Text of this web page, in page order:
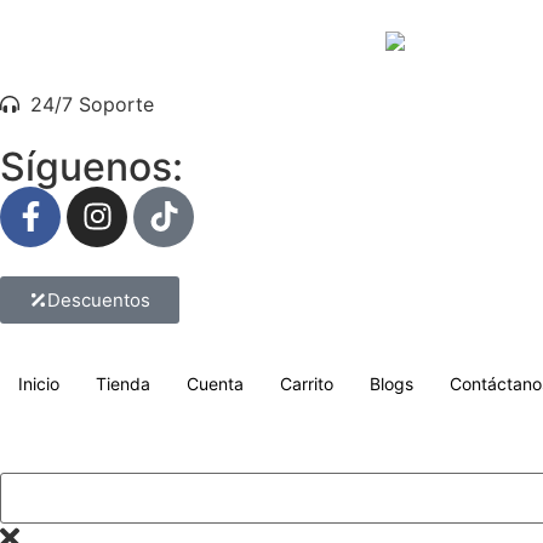
24/7 Soporte
Síguenos:
Descuentos
Inicio Tienda Cuenta Carrito Blogs